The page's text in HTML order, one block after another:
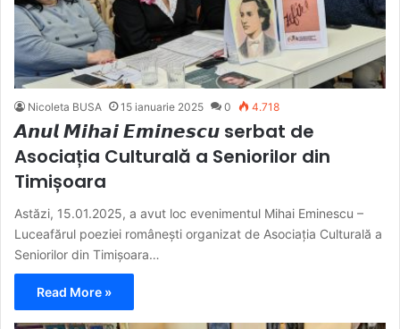
Nicoleta BUSA 15 ianuarie 2025 0 4.718
𝘼𝙣𝙪𝙡 𝙈𝙞𝙝𝙖𝙞 𝙀𝙢𝙞𝙣𝙚𝙨𝙘𝙪 serbat de
Asociația Culturală a Seniorilor din
Timișoara
Astăzi, 15.01.2025, a avut loc evenimentul Mihai Eminescu –
Luceafărul poeziei românești organizat de Asociația Culturală a
Seniorilor din Timișoara…
Read More »